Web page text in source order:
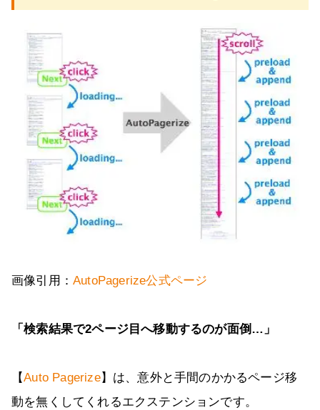
画像引用： AutoPagerize公式ページ
「検索結果で2ページ目へ移動するのが面倒…」
【Auto Pagerize】は、意外と手間のかかるページ移
動を無くしてくれるエクステンションです。